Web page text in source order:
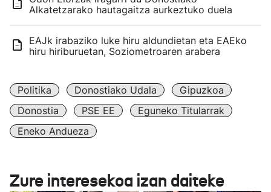
Alkatetzarako hautagaitza aurkeztuko duela
EAJk irabaziko luke hiru aldundietan eta EAEko
hiru hiriburuetan, Soziometroaren arabera
Politika Donostiako Udala
Gipuzkoa
Donostia
PSE EE
Eguneko Titularrak
Eneko Andueza
Zure interesekoa izan daiteke